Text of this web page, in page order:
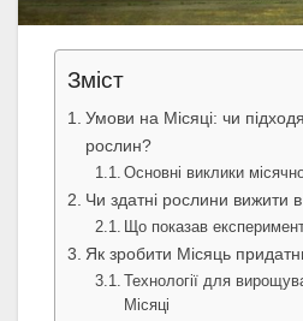
Зміст
Умови на Місяці: чи
рослин?
Основні виклики
Чи здатні рослини вижити
Що показав експеримент
Як зробити Місяць
Технології для
Місяці